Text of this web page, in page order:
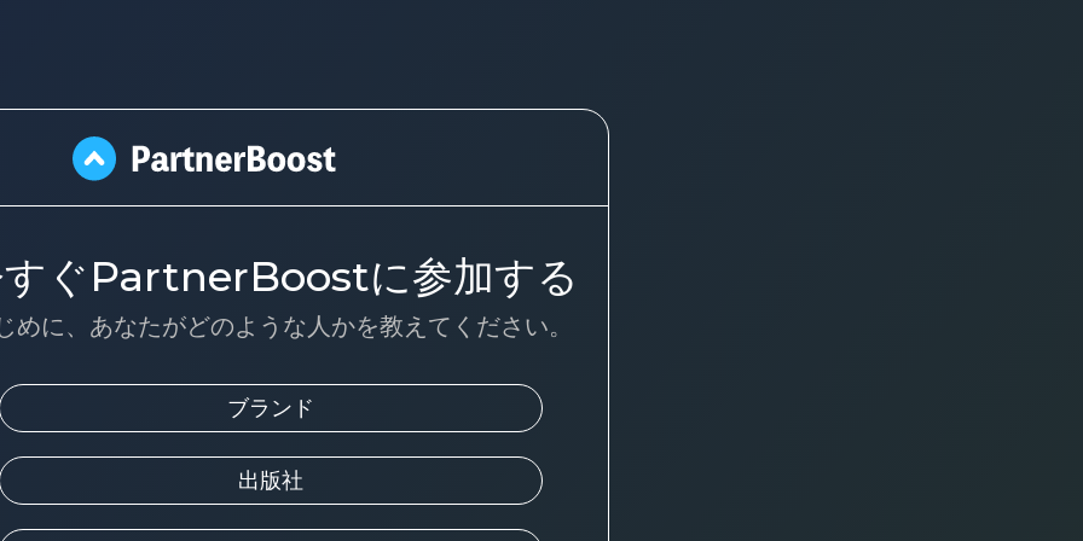
ぐPartnerBoostに参加する
めに、あなたがどのような人かを教えてください。
ブランド
出版社